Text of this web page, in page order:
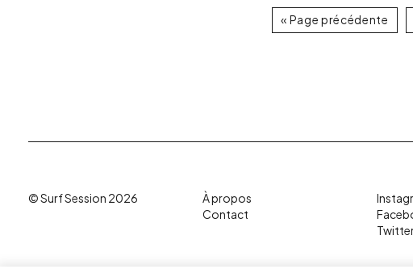
« Page précédente
© Surf Session 2026
À propos
Contact